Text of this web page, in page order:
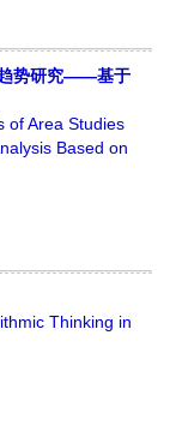
趋势研究——基于
of Area Studies
Based on
Thinking in